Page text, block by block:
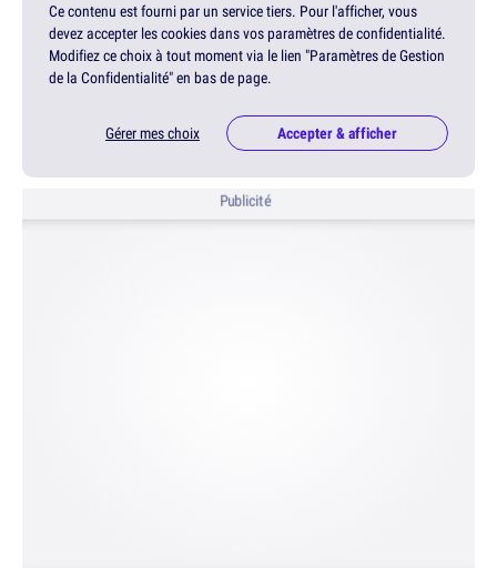
Ce contenu est fourni par un service tiers. Pour l'afficher, vous
devez accepter les cookies dans vos paramètres de confidentialité.
Modifiez ce choix à tout moment via le lien "Paramètres de Gestion
de la Confidentialité" en bas de page.
Gérer mes choix Accepter & afficher
Publicité